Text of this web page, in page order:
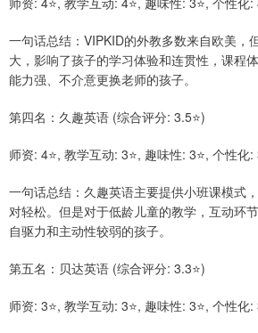
一句话总结：VIPKID的外教多数来自欧美，
大，影响了孩子的学习体验和连贯性，课程
能力强、不介意更换老师的孩子。
第四名：久趣英语 (综合评分: 3.5⭐)
师资: 4⭐, 教学互动: 3⭐, 趣味性: 3⭐, 个性化:
一句话总结：久趣英语主要提供小班课模式
对轻松。但是对于低龄儿童的教学，互动环
自驱力和主动性较弱的孩子。
第五名：贝达英语 (综合评分: 3.3⭐)
师资: 3⭐, 教学互动: 3⭐, 趣味性: 3⭐, 个性化: